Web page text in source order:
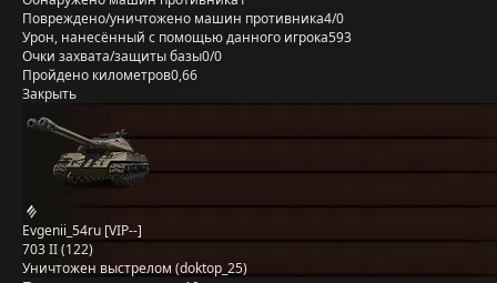
Повреждено/уничтожено машин противника4/0
Урон, нанесённый с помощью данного игрока593
Очки захвата/защиты базы0/0
Пройдено километров0,66
Закрыть
Evgenii_54ru [VIP--]
703 II (122)
Уничтожен выстрелом (doktop_25)